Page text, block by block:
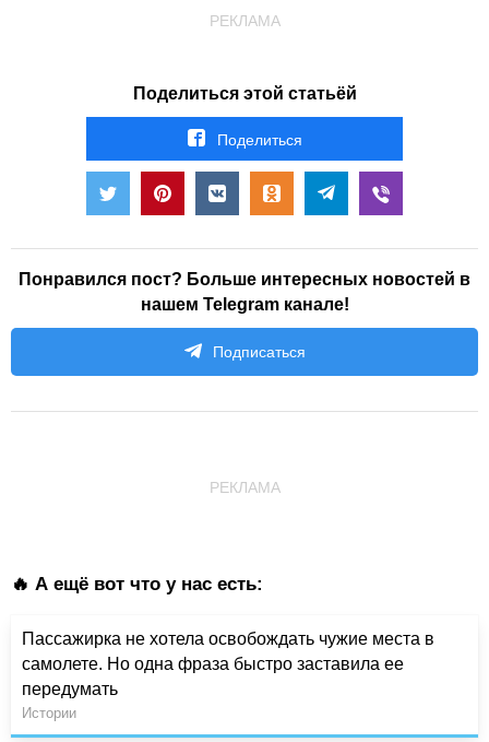
РЕКЛАМА
Поделиться этой статьёй
Поделиться
Понравился пост? Больше интересных новостей в
нашем Telegram канале!
Подписаться
РЕКЛАМА
🔥 А ещё вот что у нас есть:
Пассажирка не хотела освобождать чужие места в
самолете. Но одна фраза быстро заставила ее
передумать
Истории